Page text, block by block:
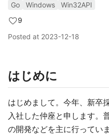
Go Windows
Win32API
9
Posted at 2023-12-18
はじめに
はじめまして。今年、新卒
入社した仲座と申します。
の開発などを主に行っていま